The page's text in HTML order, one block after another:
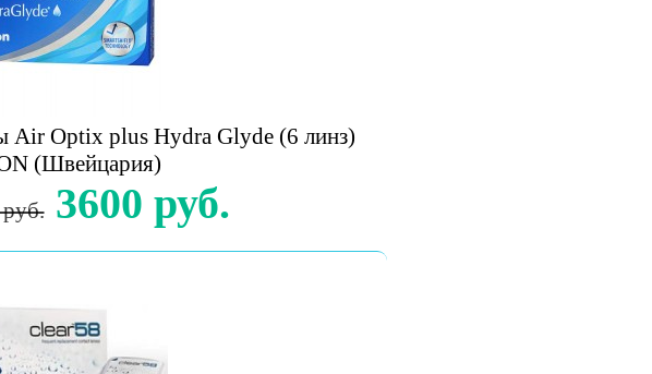
Air Optix plus Hydra Glyde (6 линз)
(Швейцария)
3600 руб.